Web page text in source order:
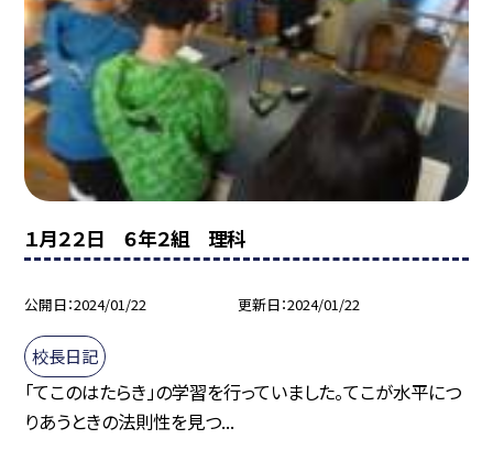
１月２２日 ６年２組 理科
公開日 2024/01/22 更新日 2024/01/22
校長日記
「てこのはたらき」の学習を行っていました。てこが水平につ
りあうときの法則性を見つ...